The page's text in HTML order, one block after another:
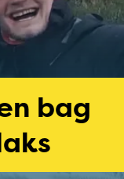
bag